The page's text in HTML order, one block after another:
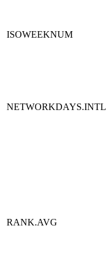
ISOWEEKNUM
NETWORKDAYS.INTL
RANK.AVG